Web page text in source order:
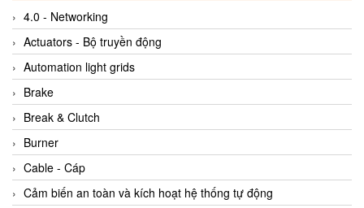
4.0 - Networking
Actuators - Bộ truyền động
Automation light grids
Brake
Break & Clutch
Burner
Cable - Cáp
Cảm biến an toàn và kích hoạt hệ thống tự động